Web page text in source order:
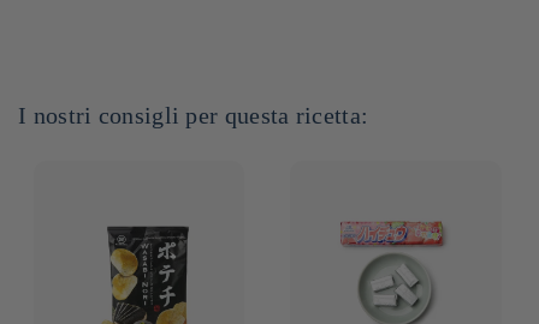
I nostri consigli per questa ricetta: